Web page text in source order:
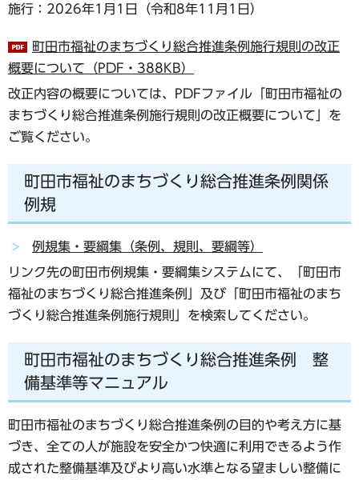
施行：2026年1月1日（令和8年11月1日）
町田市福祉のまちづくり総合推進条例施行規則の改正
概要について（PDF・388KB）
改正内容の概要については、PDFファイル「町田市福祉の
まちづくり総合推進条例施行規則の改正概要について」を
ご覧ください。
町田市福祉のまちづくり総合推進条例関係
例規
例規集・要綱集（条例、規則、要綱等）
リンク先の町田市例規集・要綱集システムにて、「町田市
福祉のまちづくり総合推進条例」及び「町田市福祉のまち
づくり総合推進条例施行規則」を検索してください。
町田市福祉のまちづくり総合推進条例 整
備基準等マニュアル
町田市福祉のまちづくり総合推進条例の目的や考え方に基
づき、全ての人が施設を安全かつ快適に利用できるよう作
成された整備基準及びより高い水準となる望ましい整備に